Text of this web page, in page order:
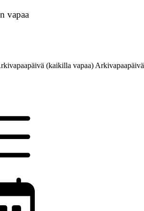
vapaa
(kaikilla vapaa) Arkivapaapäivä